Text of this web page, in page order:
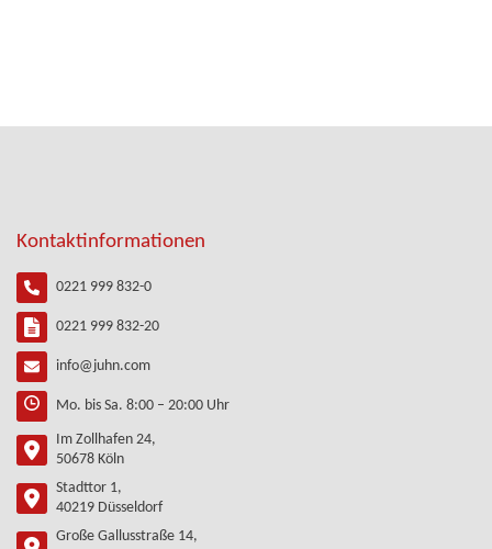
Kontaktinformationen
0221 999 832-0
0221 999 832-20
info@juhn.com
Mo. bis Sa. 8:00 – 20:00 Uhr
Im Zollhafen 24,
50678 Köln
Stadttor 1,
40219 Düsseldorf
Große Gallusstraße 14,